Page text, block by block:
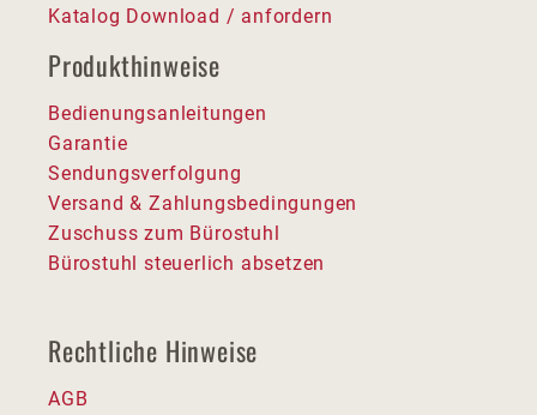
Katalog Download / anfordern
Produkthinweise
Bedienungsanleitungen
Garantie
Sendungsverfolgung
Versand & Zahlungsbedingungen
Zuschuss zum Bürostuhl
Bürostuhl steuerlich absetzen
Rechtliche Hinweise
AGB